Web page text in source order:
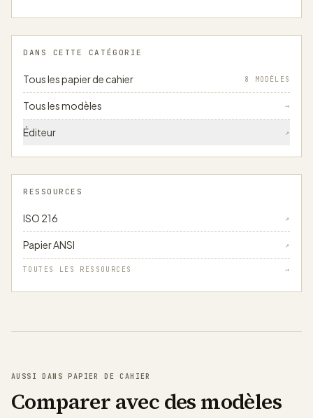
DANS CETTE CATÉGORIE
Tous les papier de cahier 8 MODÈLES
Tous les modèles →
Éditeur ↗
RESSOURCES
ISO 216 ↗
Papier ANSI ↗
TOUTES LES RESSOURCES →
AUSSI DANS PAPIER DE CAHIER
Comparer avec des modèles